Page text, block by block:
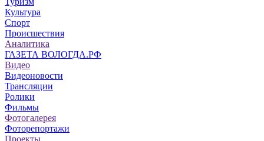
Культура
Спорт
Происшествия
Аналитика
ГАЗЕТА ВОЛОГДА.РФ
Видео
Видеоновости
Трансляции
Ролики
Фильмы
Фотогалерея
Фоторепортажи